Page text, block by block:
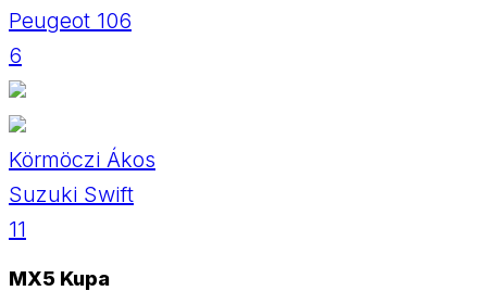
Peugeot 106
6
Körmöczi Ákos
Suzuki Swift
11
MX5 Kupa